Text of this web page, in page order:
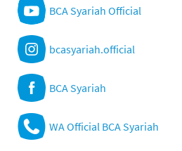
BCA Syariah Official
bcasyariah.official
BCA Syariah
WA Official BCA Syariah